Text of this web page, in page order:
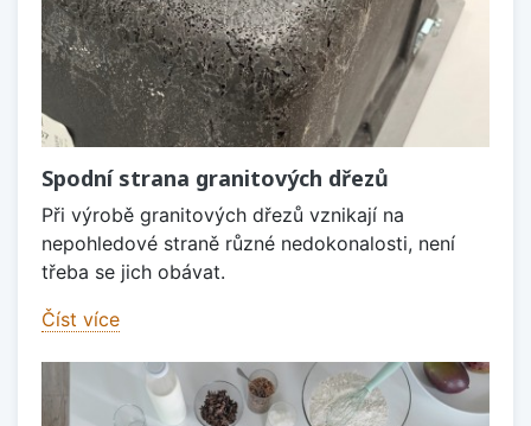
Spodní strana granitových dřezů
Při výrobě granitových dřezů vznikají na
nepohledové straně různé nedokonalosti, není
třeba se jich obávat.
Číst více